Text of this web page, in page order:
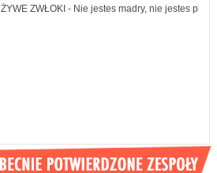
ŻYWE ZWŁOKI - Nie jestes madry, nie jestes piekny